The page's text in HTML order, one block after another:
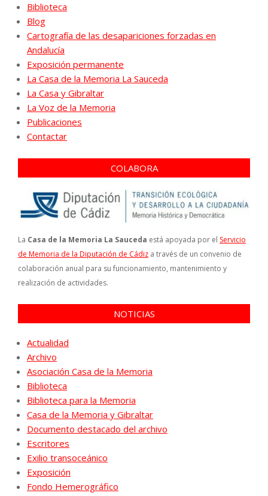
Biblioteca
Blog
Cartografía de las desapariciones forzadas en
Andalucía
Exposición permanente
La Casa de la Memoria La Sauceda
La Casa y Gibraltar
La Voz de la Memoria
Publicaciones
Contactar
COLABORA
La Casa de la Memoria La Sauceda está apoyada por el Servicio
de Memoria de la Diputación de Cádiz a través de un convenio de
colaboración anual para su funcionamiento, mantenimiento y
realización de actividades.
NOTICIAS
Actualidad
Archivo
Asociación Casa de la Memoria
Biblioteca
Biblioteca para la Memoria
Casa de la Memoria y Gibraltar
Documento destacado del archivo
Escritores
Exilio transoceánico
Exposición
Fondo Hemerográfico